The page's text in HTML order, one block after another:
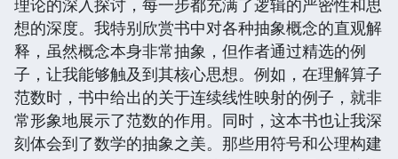
理论的深入探讨，每一步都充满了逻辑的严密性和思
想的深度。我特别欣赏书中对各种抽象概念的直观解
释，虽然概念本身非常抽象，但作者通过精选的例
子，让我能够触及到其核心思想。例如，在理解算子
范数时，书中给出的关于连续线性映射的例子，就非
常形象地展示了范数的作用。同时，这本书也让我深
刻体会到了数学的抽象之美。那些用符号和公理构建